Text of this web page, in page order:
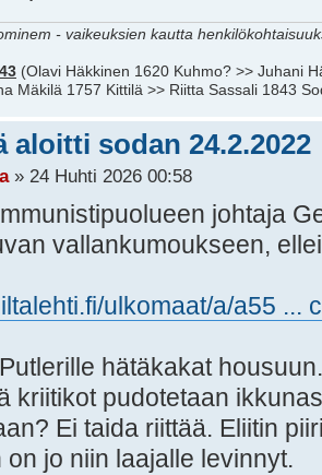
- vaikeuksien kautta
(Olavi Häkkinen 1620 Kuhmo? >> Juhani
Mäkilä 1757 Kittilä >> Riitta Sassali 1843
aloitti sodan 24.2.2022
» 24 Huhti 2026 00:58
johtaja
vallankumoukseen,
ulkomaat/a/a55 ...
hätäkakat
kriitikot pudotetaan
Ei taida riittää. Eliitin
jo niin laajalle levinnyt.